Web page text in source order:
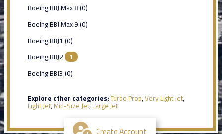
Boeing BBJ Max 8 (0)
Boeing BBJ Max 9 (0)
Boeing BBJ1 (0)
Boeing BBJ2
1
Boeing BBJ3 (0)
Explore other categories: Turbo Prop, Very Light Jet,
Light Jet, Mid-Size Jet, Large Jet
Create Account